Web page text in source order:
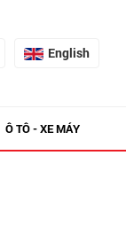
English
Ô TÔ - XE MÁY